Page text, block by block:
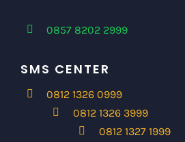
0857 8202 2999
SMS CENTER
0812 1326 0999
0812 1326 3999
0812 1327 1999